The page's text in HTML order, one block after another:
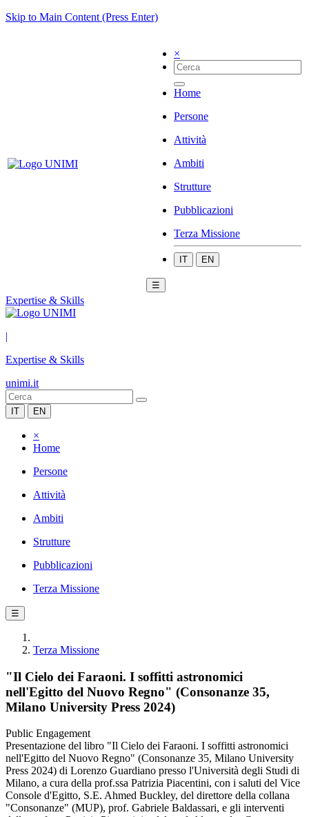
Skip to Main Content (Press Enter)
×
Home
Persone
Attività
Ambiti
Strutture
Pubblicazioni
Terza Missione
IT EN
☰
Expertise & Skills
|
Expertise & Skills
unimi.it
IT EN
×
Home
Persone
Attività
Ambiti
Strutture
Pubblicazioni
Terza Missione
☰
Terza Missione
"Il Cielo dei Faraoni. I soffitti astronomici
nell'Egitto del Nuovo Regno" (Consonanze 35,
Milano University Press 2024)
Public Engagement
Presentazione del libro "Il Cielo dei Faraoni. I soffitti astronomici
nell'Egitto del Nuovo Regno" (Consonanze 35, Milano University
Press 2024) di Lorenzo Guardiano presso l'Università degli Studi di
Milano, a cura della prof.ssa Patrizia Piacentini, con i saluti del Vice
Console d'Egitto, S.E. Ahmed Buckley, del direttore della collana
"Consonanze" (MUP), prof. Gabriele Baldassari, e gli interventi